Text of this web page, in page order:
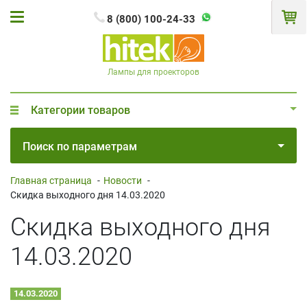
8 (800) 100-24-33
Лампы для проекторов
Категории товаров
Поиск по параметрам
Главная страница - Новости -
Скидка выходного дня 14.03.2020
Скидка выходного дня
14.03.2020
14.03.2020